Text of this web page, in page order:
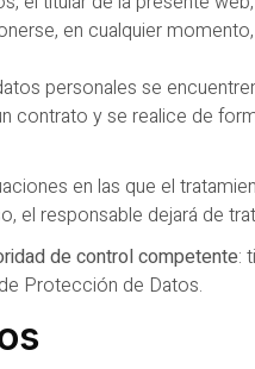
en cualquier
personales se
contrato y se realice de
en las que el
el responsable dejará de
de control competente:
Protección de Datos.